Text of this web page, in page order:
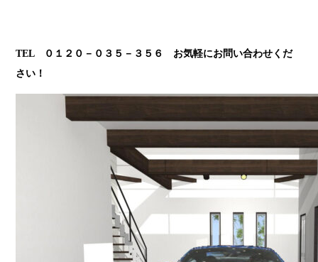
TEL ０１２０－０３５－３５６ お気軽にお問い合わせくだ
さい！